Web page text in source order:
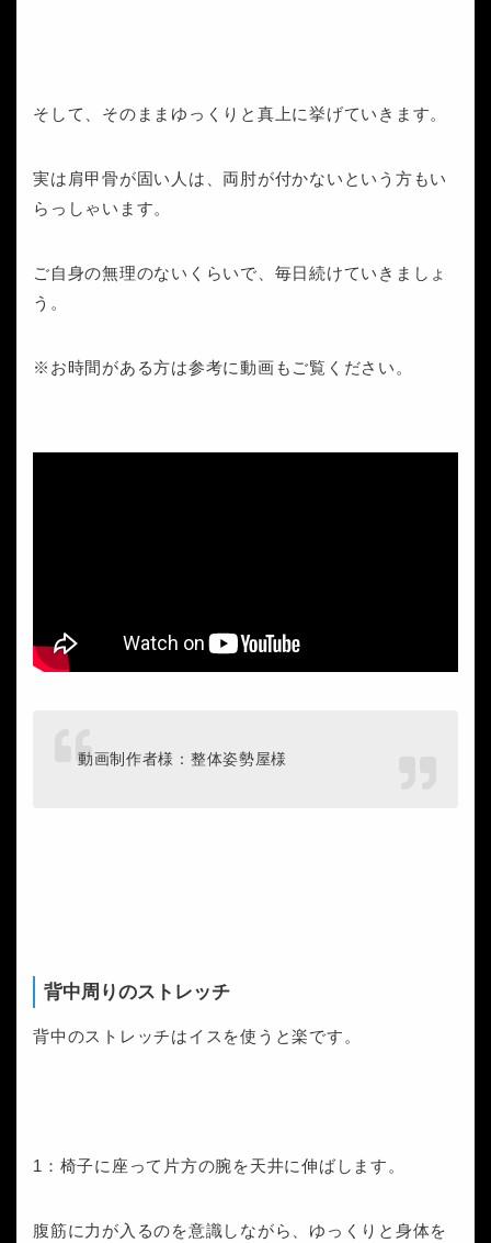
そして、そのままゆっくりと真上に挙げていきます。
実は肩甲骨が固い人は、両肘が付かないという方もい
らっしゃいます。
ご自身の無理のないくらいで、毎日続けていきましょ
う。
※お時間がある方は参考に動画もご覧ください。
動画制作者様：整体姿勢屋様
背中周りのストレッチ
背中のストレッチはイスを使うと楽です。
1：椅子に座って片方の腕を天井に伸ばします。
腹筋に力が入るのを意識しながら、ゆっくりと身体を